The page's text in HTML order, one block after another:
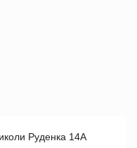
Руденка 14А